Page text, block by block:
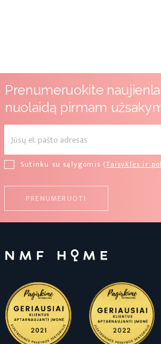
Prenumeruokite
nuolaidą pirmam
Sutinku su sąlygomis (Taisykles ir